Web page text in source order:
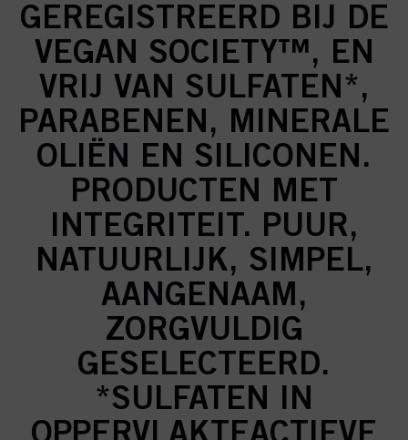
GEREGISTREERD BIJ DE
VEGAN SOCIETY™, EN
VRIJ VAN SULFATEN*,
PARABENEN, MINERALE
OLIËN EN SILICONEN.
PRODUCTEN MET
INTEGRITEIT. PUUR,
NATUURLIJK, SIMPEL,
AANGENAAM,
ZORGVULDIG
GESELECTEERD.
*SULFATEN IN
OPPERVLAKTEACTIEVE